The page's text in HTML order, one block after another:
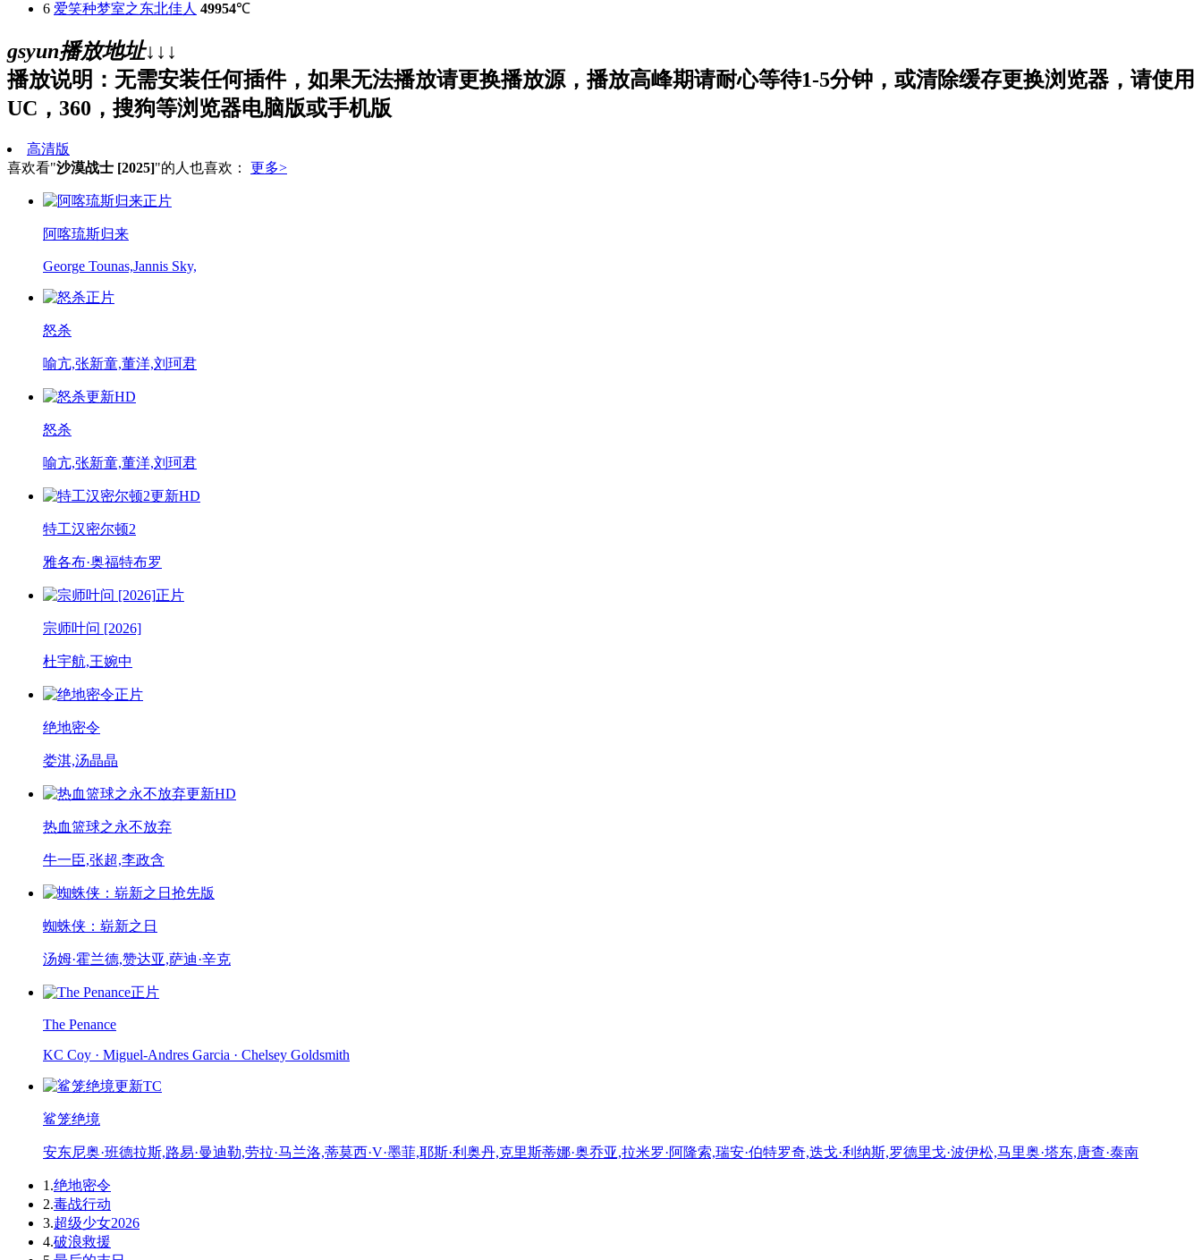
6 爱笑种梦室之东北佳人 49954℃
gsyun播放地址↓↓↓
播放说明：无需安装任何插件，如果无法播放请更换播放源，播放高峰期请耐心等待1-5分钟，或清除缓存更换浏览器，请使用
UC，360，搜狗等浏览器电脑版或手机版
高清版
喜欢看"沙漠战士 [2025]"的人也喜欢： 更多>
正片
阿喀琉斯归来
George Tounas,Jannis Sky,
正片
怒杀
喻亢,张新童,董洋,刘珂君
更新HD
怒杀
喻亢,张新童,董洋,刘珂君
更新HD
特工汉密尔顿2
雅各布·奥福特布罗
正片
宗师叶问 [2026]
杜宇航,王婉中
正片
绝地密令
娄淇,汤晶晶
更新HD
热血篮球之永不放弃
牛一臣,张超,李政含
抢先版
蜘蛛侠：崭新之日
汤姆·霍兰德,赞达亚,萨迪·辛克
正片
The Penance
KC Coy · Miguel-Andres Garcia · Chelsey Goldsmith
更新TC
鲨笼绝境
安东尼奥·班德拉斯,路易·曼迪勒,劳拉·马兰洛,蒂莫西·V·墨菲,耶斯·利奥丹,克里斯蒂娜·奥乔亚,拉米罗·阿隆索,瑞安·伯特罗奇,迭戈·利纳斯,罗德里戈·波伊松,马里奥·塔东,唐查·泰南
1.绝地密令
2.毒战行动
3.超级少女2026
4.破浪救援